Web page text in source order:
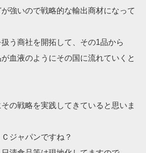
強いので戦略的な輸出商材になって
う商社を開拓して、その1品から
血液のようにその国に流れていくと
の戦略を実践してきていると思いま
ジャパンですね？